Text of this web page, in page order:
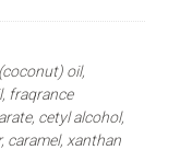
oil,
fraqrance
cetyl alcohol,
caramel, xanthan